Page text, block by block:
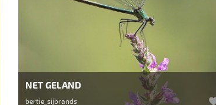
NET GELAND
bertie_sijbrands